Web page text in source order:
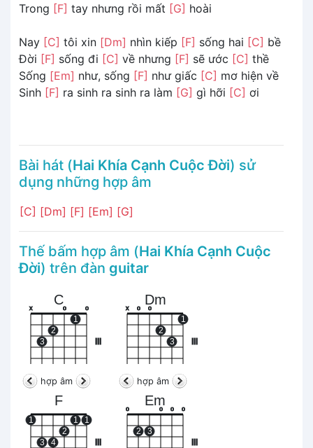
Trong [F] tay nhưng rồi mất [G] hoài
Nay [C] tôi xin [Dm] nhìn kiếp [F] sống hai [C] bề
Đời [F] sống đi [C] về nhưng [F] sẽ ước [C] thề
Sống [Em] như, sống [F] như giấc [C] mơ hiện về
Sinh [F] ra sinh ra sinh ra làm [G] gì hỡi [C] ơi
Bài hát (Hai Khía Cạnh Cuộc Đời) sử
dụng những hợp âm
[C] [Dm] [F] [Em] [G]
Thế bấm hợp âm (Hai Khía Cạnh Cuộc
Đời) trên đàn guitar
C
x
3
2
o
1
o
hợp âm
Dm
x o o
2
3
1
hợp âm
F
III
1
3 4
2
1 1
Em
o
2 3
o o o